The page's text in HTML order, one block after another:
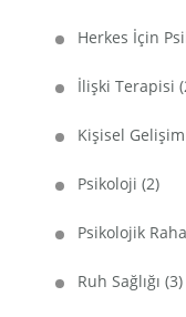
Herkes İçin
İlişki Terapisi
Kişisel Gelişim
Psikoloji (2)
Psikolojik
Ruh Sağlığı (3)